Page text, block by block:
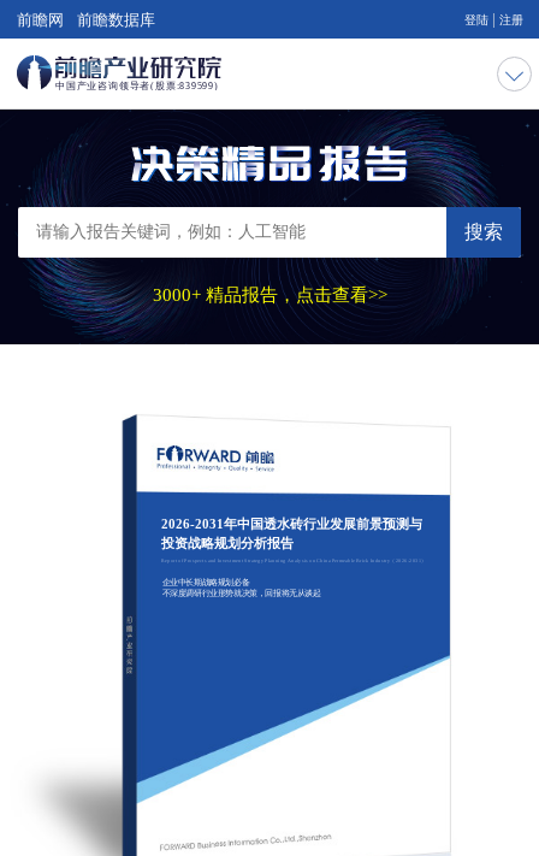
前瞻网 前瞻数据库 登陆 注册
搜索
3000+ 精品报告，点击查看>>
2026-2031年中国透水砖行业发展前景预测与
投资战略规划分析报告
Report of Prospects and Investment Strategy Planning Analysis on China Permeable Brick Industry（2026-2031）
企业中长期战略规划必备
不深度调研行业形势就决策，回报将无从谈起